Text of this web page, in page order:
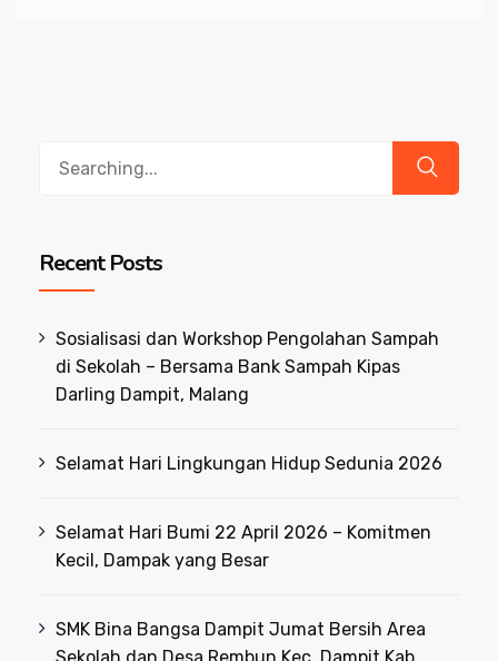
Recent Posts
Sosialisasi dan Workshop Pengolahan Sampah
di Sekolah – Bersama Bank Sampah Kipas
Darling Dampit, Malang
Selamat Hari Lingkungan Hidup Sedunia 2026
Selamat Hari Bumi 22 April 2026 – Komitmen
Kecil, Dampak yang Besar
SMK Bina Bangsa Dampit Jumat Bersih Area
Sekolah dan Desa Rembun Kec. Dampit Kab.